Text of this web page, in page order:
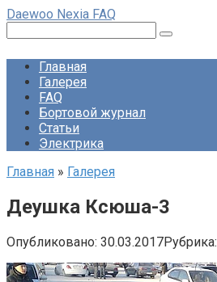
Перейти
контенту
Daewoo Nexia FAQ
Главная
Галерея
FAQ
Бортовой журнал
Статьи
Электрика
Главная » Галерея
Деушка Ксюша-3
Опубликовано: 30.03.2017Рубрика: